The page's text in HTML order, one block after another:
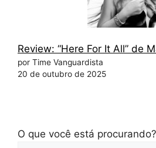
Review: “Here For It All” de
por Time Vanguardista
20 de outubro de 2025
O que você está procurando?